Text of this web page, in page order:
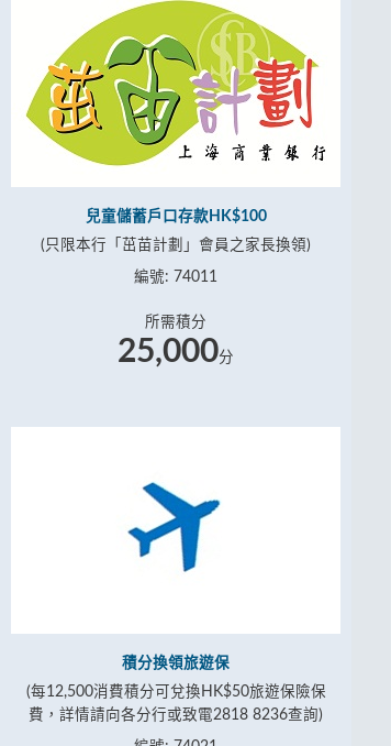
兒童儲蓄戶口存款HK$100
(只限本行「茁苗計劃」會員之家長換領)
編號: 74011
所需積分
25,000分
積分換領旅遊保
(每12,500消費積分可兌換HK$50旅遊保險保
費，詳情請向各分行或致電2818 8236查詢)